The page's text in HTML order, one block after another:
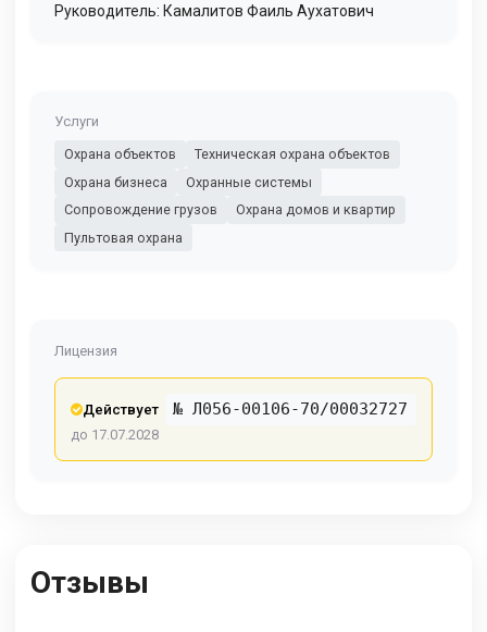
Руководитель: Камалитов Фаиль Аухатович
Услуги
Охрана объектов
Техническая охрана объектов
Охрана бизнеса
Охранные системы
Сопровождение грузов
Охрана домов и квартир
Пультовая охрана
Лицензия
Действует № Л056-00106-70/00032727
до 17.07.2028
Отзывы